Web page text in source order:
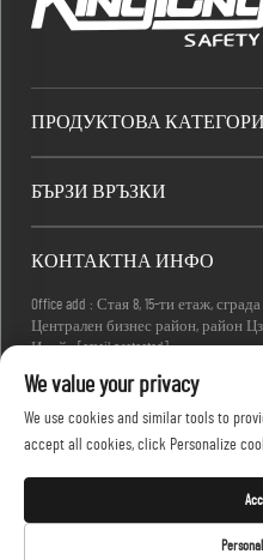
ПРОДУКТОВА
БЪРЗИ ВРЪЗКИ
КОНТАКТНА ИНФО
Office add : Стая 8, 15-ти етаж, сграда
Централен бизнес район, район
Имейл:[email protected]
We value your privacy
We use cookies and similar tools to
accept all cookies, click Personalize